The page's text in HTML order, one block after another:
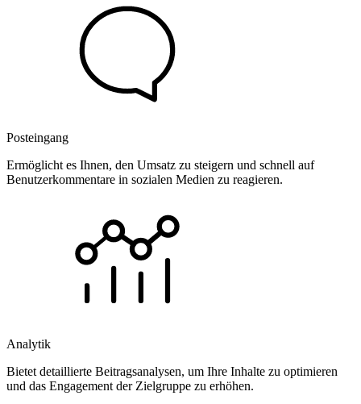
Posteingang
Ermöglicht es Ihnen, den Umsatz zu steigern und schnell auf
Benutzerkommentare in sozialen Medien zu reagieren.
Analytik
Bietet detaillierte Beitragsanalysen, um Ihre Inhalte zu optimieren
und das Engagement der Zielgruppe zu erhöhen.